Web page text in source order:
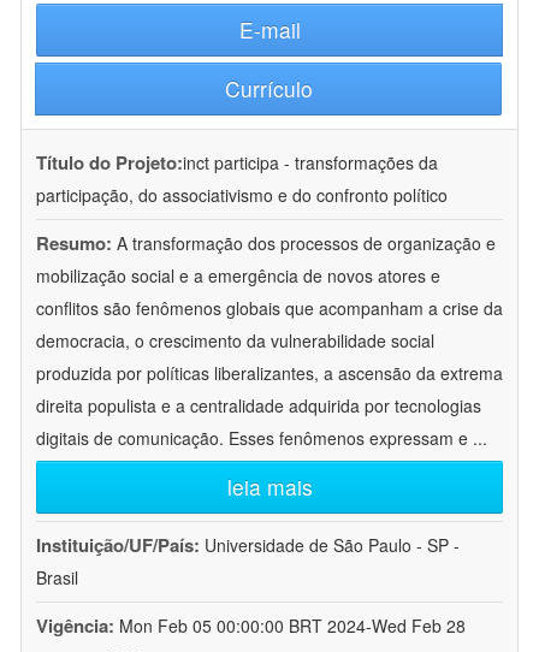
E-mail
Currículo
Título do Projeto:inct participa - transformações da
participação, do associativismo e do confronto político
Resumo: A transformação dos processos de organização e
mobilização social e a emergência de novos atores e
conflitos são fenômenos globais que acompanham a crise da
democracia, o crescimento da vulnerabilidade social
produzida por políticas liberalizantes, a ascensão da extrema
direita populista e a centralidade adquirida por tecnologias
digitais de comunicação. Esses fenômenos expressam e ...
leia mais
Instituição/UF/País: Universidade de São Paulo - SP -
Brasil
Vigência: Mon Feb 05 00:00:00 BRT 2024-Wed Feb 28